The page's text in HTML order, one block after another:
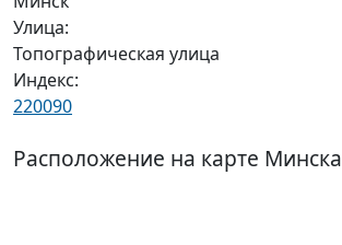
Улица:
Топографическая улица
Индекс:
220090
Расположение на карте Минска